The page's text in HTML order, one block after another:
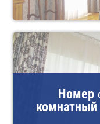
Номер
комнатный